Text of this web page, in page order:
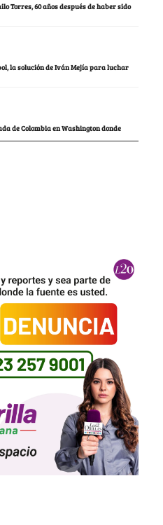
Torres, 60 años después de haber sido
la solución de Iván Mejía para luchar
de Colombia en Washington donde